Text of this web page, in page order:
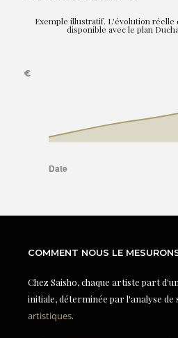
Exemple illustratif. L'évolution
disponible avec le plan
COMMENT NOUS LE
Chez Saisho, chaque artiste part
initiale, déterminée par l'analyse de
artistiques.